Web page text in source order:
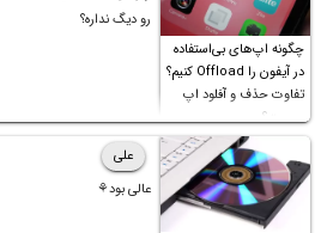
چگونه اپ‌های بی‌استفاده
در آیفون را Offload کنیم؟
تفاوت حذف و آفلود اپ
چیست؟
رو دیگ نداره؟
علی
عالی بود⚘